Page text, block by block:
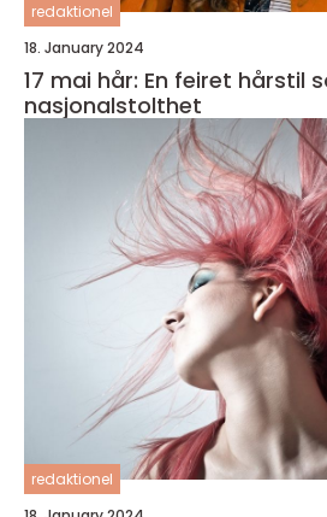
redaktionel
18. January 2024
17 mai hår: En feiret hårstil
nasjonalstolthet
redaktionel